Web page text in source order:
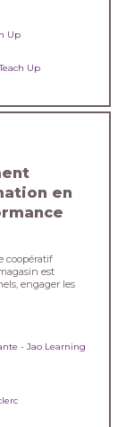
Up
Up
en
coopératif
est
engager les
- Jao Learning